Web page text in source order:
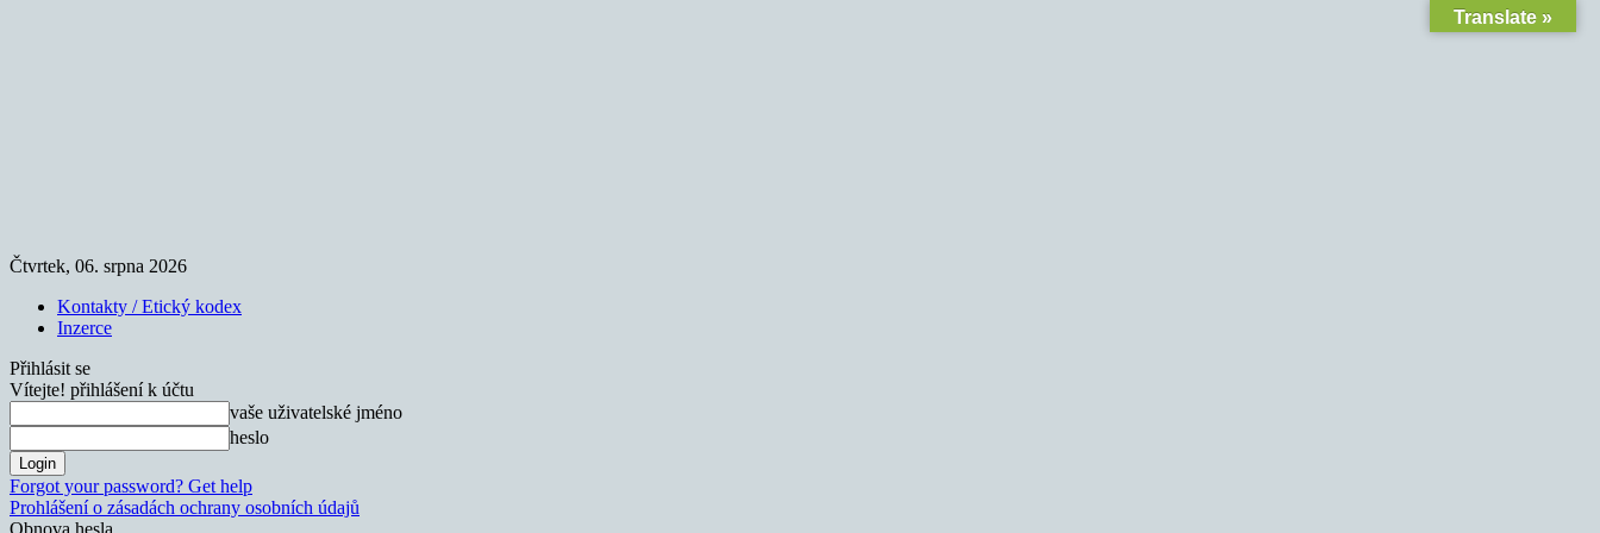
Čtvrtek, 06. srpna 2026
Kontakty / Etický kodex
Inzerce
Přihlásit se
Vítejte! přihlášení k účtu
vaše uživatelské jméno
heslo
Forgot your password? Get help
Prohlášení o zásadách ochrany osobních údajů
Obnova hesla
Translate »